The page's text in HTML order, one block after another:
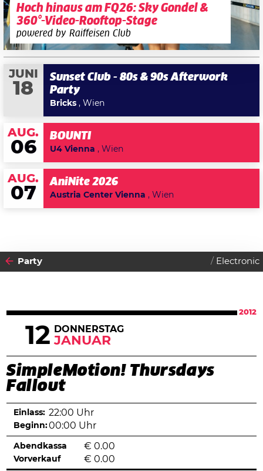
Hoch hinaus am FQ26: Sky Gondel &
360°-Video-Rooftop-Stage
powered by Raiffeisen Club
JUNI
18
Sunset Club - 80s & 90s Afterwork
Party
Bricks , Wien
AUG.
06
BOUNTI
U4 Vienna , Wien
AUG.
07
AniNite 2026
Austria Center Vienna , Wien
Party Electronic
2012
12 DONNERSTAG
JANUAR
SimpleMotion! Thursdays
Fallout
Einlass: 22:00 Uhr
Beginn:00:00 Uhr
Abendkassa € 0.00
Vorverkauf € 0.00